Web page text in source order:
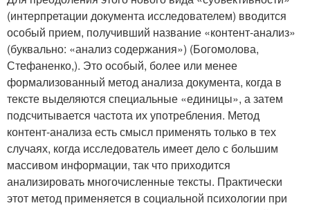
(интерпретации документа исследователем) вводится
особый прием, получивший название «контент-анализ»
(буквально: «анализ содержания») (Богомолова,
Стефаненко,). Это особый, более или менее
формализованный метод анализа документа, когда в
тексте выделяются специальные «единицы», а затем
подсчитывается частота их употребления. Метод
контент-анализа есть смысл применять только в тех
случаях, когда исследователь имеет дело с большим
массивом информации, так что приходится
анализировать многочисленные тексты. Практически
этот метод применяется в социальной психологии при